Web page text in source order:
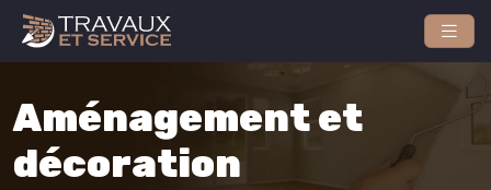
Aménagement et
décoration